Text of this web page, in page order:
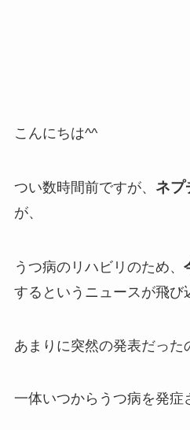
こんにちは^^
つい数時間前ですが、 ネプ
が、
うつ病のリハビリのため、
するというニュースが飛び
あまりに突然の発表だった
一体いつからうつ病を発症